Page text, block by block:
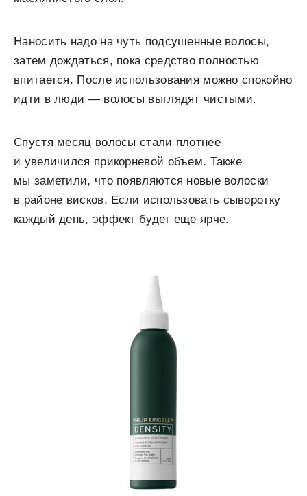
Наносить надо на чуть подсушенные волосы,
затем дождаться, пока средство полностью
впитается. После использования можно спокойно
идти в люди — волосы выглядят чистыми.
Спустя месяц волосы стали плотнее
и увеличился прикорневой объем. Также
мы заметили, что появляются новые волоски
в районе висков. Если использовать сыворотку
каждый день, эффект будет еще ярче.